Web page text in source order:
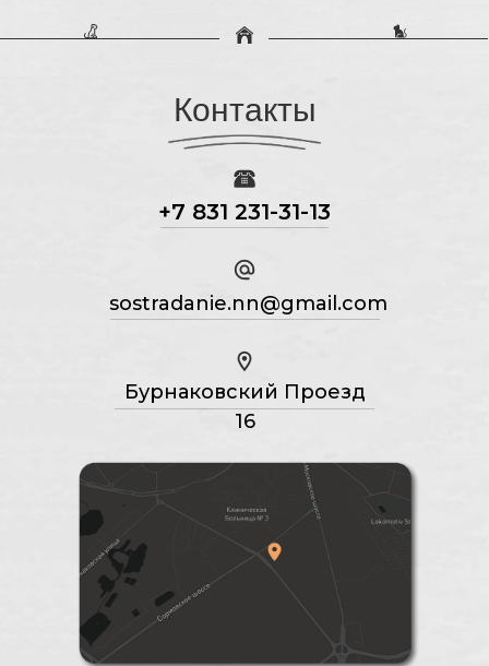
Контакты
+7 831 231-31-13
sostradanie.nn@gmail.com
Бурнаковский Проезд
16